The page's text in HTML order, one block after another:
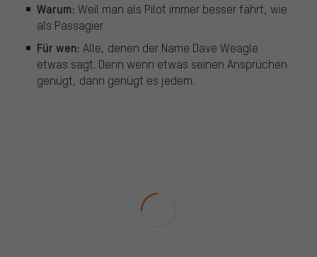
Warum: Weil man als Pilot immer besser fährt, wie
als Passagier
Für wen: Alle, denen der Name Dave Weagle
etwas sagt. Denn wenn etwas seinen Ansprüchen
genügt, dann genügt es jedem.